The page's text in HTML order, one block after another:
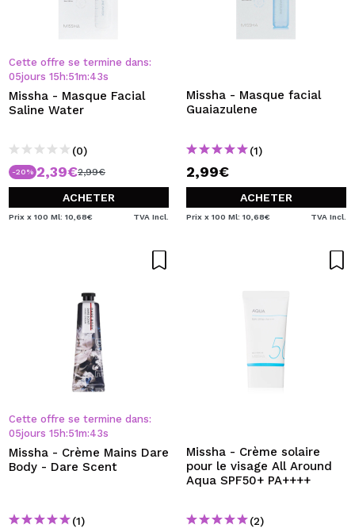
Cette offre se termine dans:
05jours 15 h:51m:43s
Missha - Masque Facial
Saline Water
(0)
-20% 2,39€2,99€
ACHETER
Prix x 100 Ml: 10,68€ TVA Incl.
Missha - Masque facial
Guaiazulene
(1)
2,99€
ACHETER
Prix x 100 Ml: 10,68€ TVA Incl.
Cette offre se termine dans:
05jours 15 h:51m:43s
Missha - Crème Mains Dare
Body - Dare Scent
(1)
Missha - Crème solaire
pour le visage All Around
Aqua SPF50+ PA++++
(2)